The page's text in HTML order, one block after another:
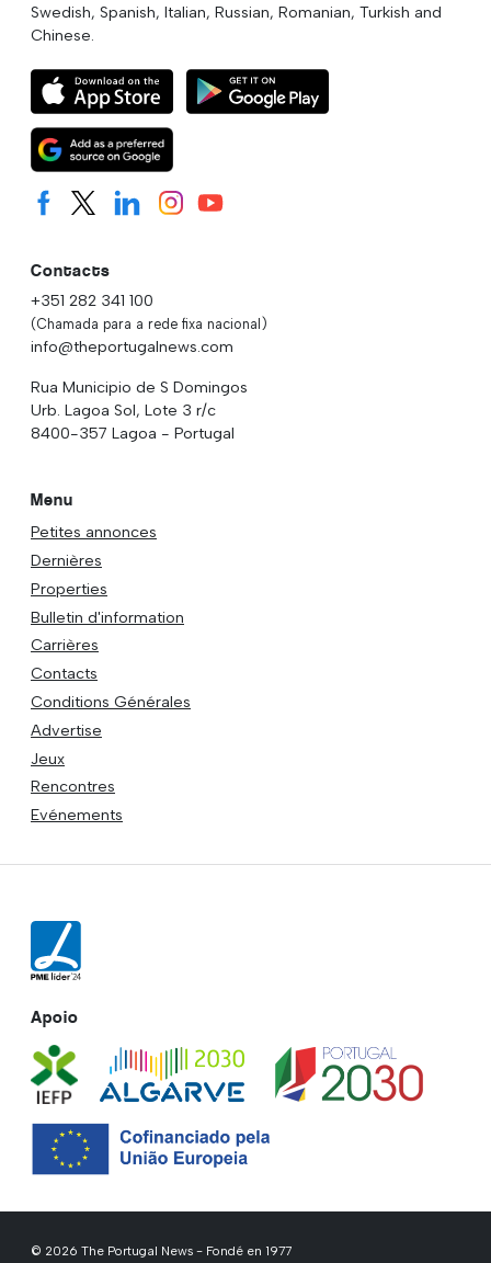
Swedish, Spanish, Italian, Russian, Romanian, Turkish and
Chinese.
Contacts
+351 282 341 100
(Chamada para a rede fixa nacional)
info@theportugalnews.com
Rua Municipio de S Domingos
Urb. Lagoa Sol, Lote 3 r/c
8400-357 Lagoa - Portugal
Menu
Petites annonces
Dernières
Properties
Bulletin d'information
Carrières
Contacts
Conditions Générales
Advertise
Jeux
Rencontres
Evénements
Apoio
© 2026 The Portugal News - Fondé en 1977